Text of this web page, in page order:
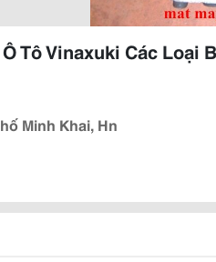
Tô Vinaxuki Các Loại
Minh Khai, Hn